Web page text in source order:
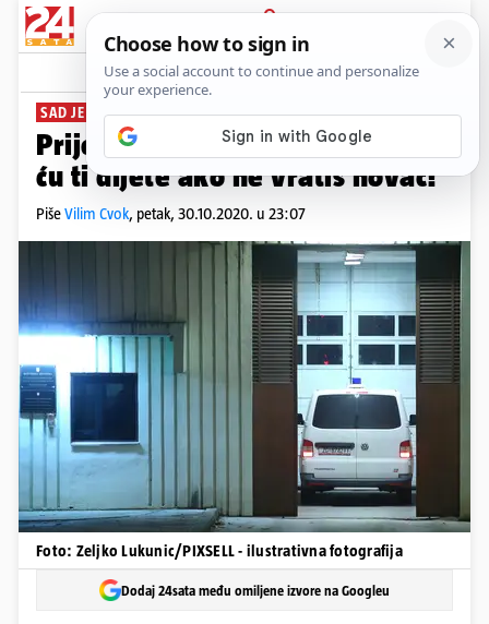
PRIJAVA
News Komentari
SAD JE OPET U REMETINCU
Prijetila bivšoj zatvorenici: Ubit
ću ti dijete ako ne vratiš novac!
PišeVilim Cvok, petak, 30.10.2020. u 23:07
Foto: Zeljko Lukunic/PIXSELL - ilustrativna fotografija
Dodaj 24sata među omiljene izvore na Googleu